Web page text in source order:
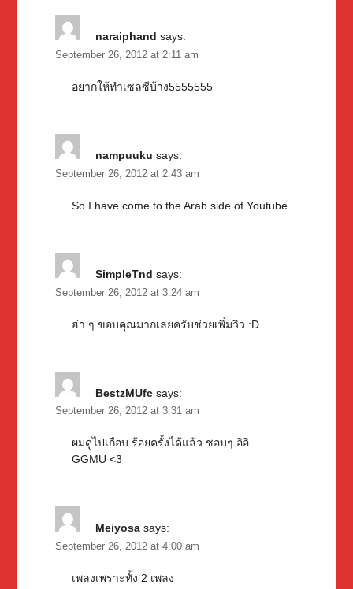
naraiphand says:
September 26, 2012 at 2:11 am
อยากให้ทำเซลซีบ้าง5555555
nampuuku says:
September 26, 2012 at 2:43 am
So I have come to the Arab side of Youtube…
SimpleTnd says:
September 26, 2012 at 3:24 am
ฮ่า ๆ ขอบคุณมากเลยครับช่วยเพิ่มวิว :D
BestzMUfc says:
September 26, 2012 at 3:31 am
ผมดูไปเกือบ ร้อยครั้งได้แล้ว ชอบๆ อิอิ
GGMU <3
Meiyosa says:
September 26, 2012 at 4:00 am
เพลงเพราะทั้ง 2 เพลง